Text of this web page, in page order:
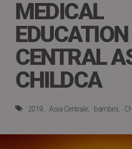
MEDICAL
CENTRAL
CHILDCA
2019 Asia Centrale bambini